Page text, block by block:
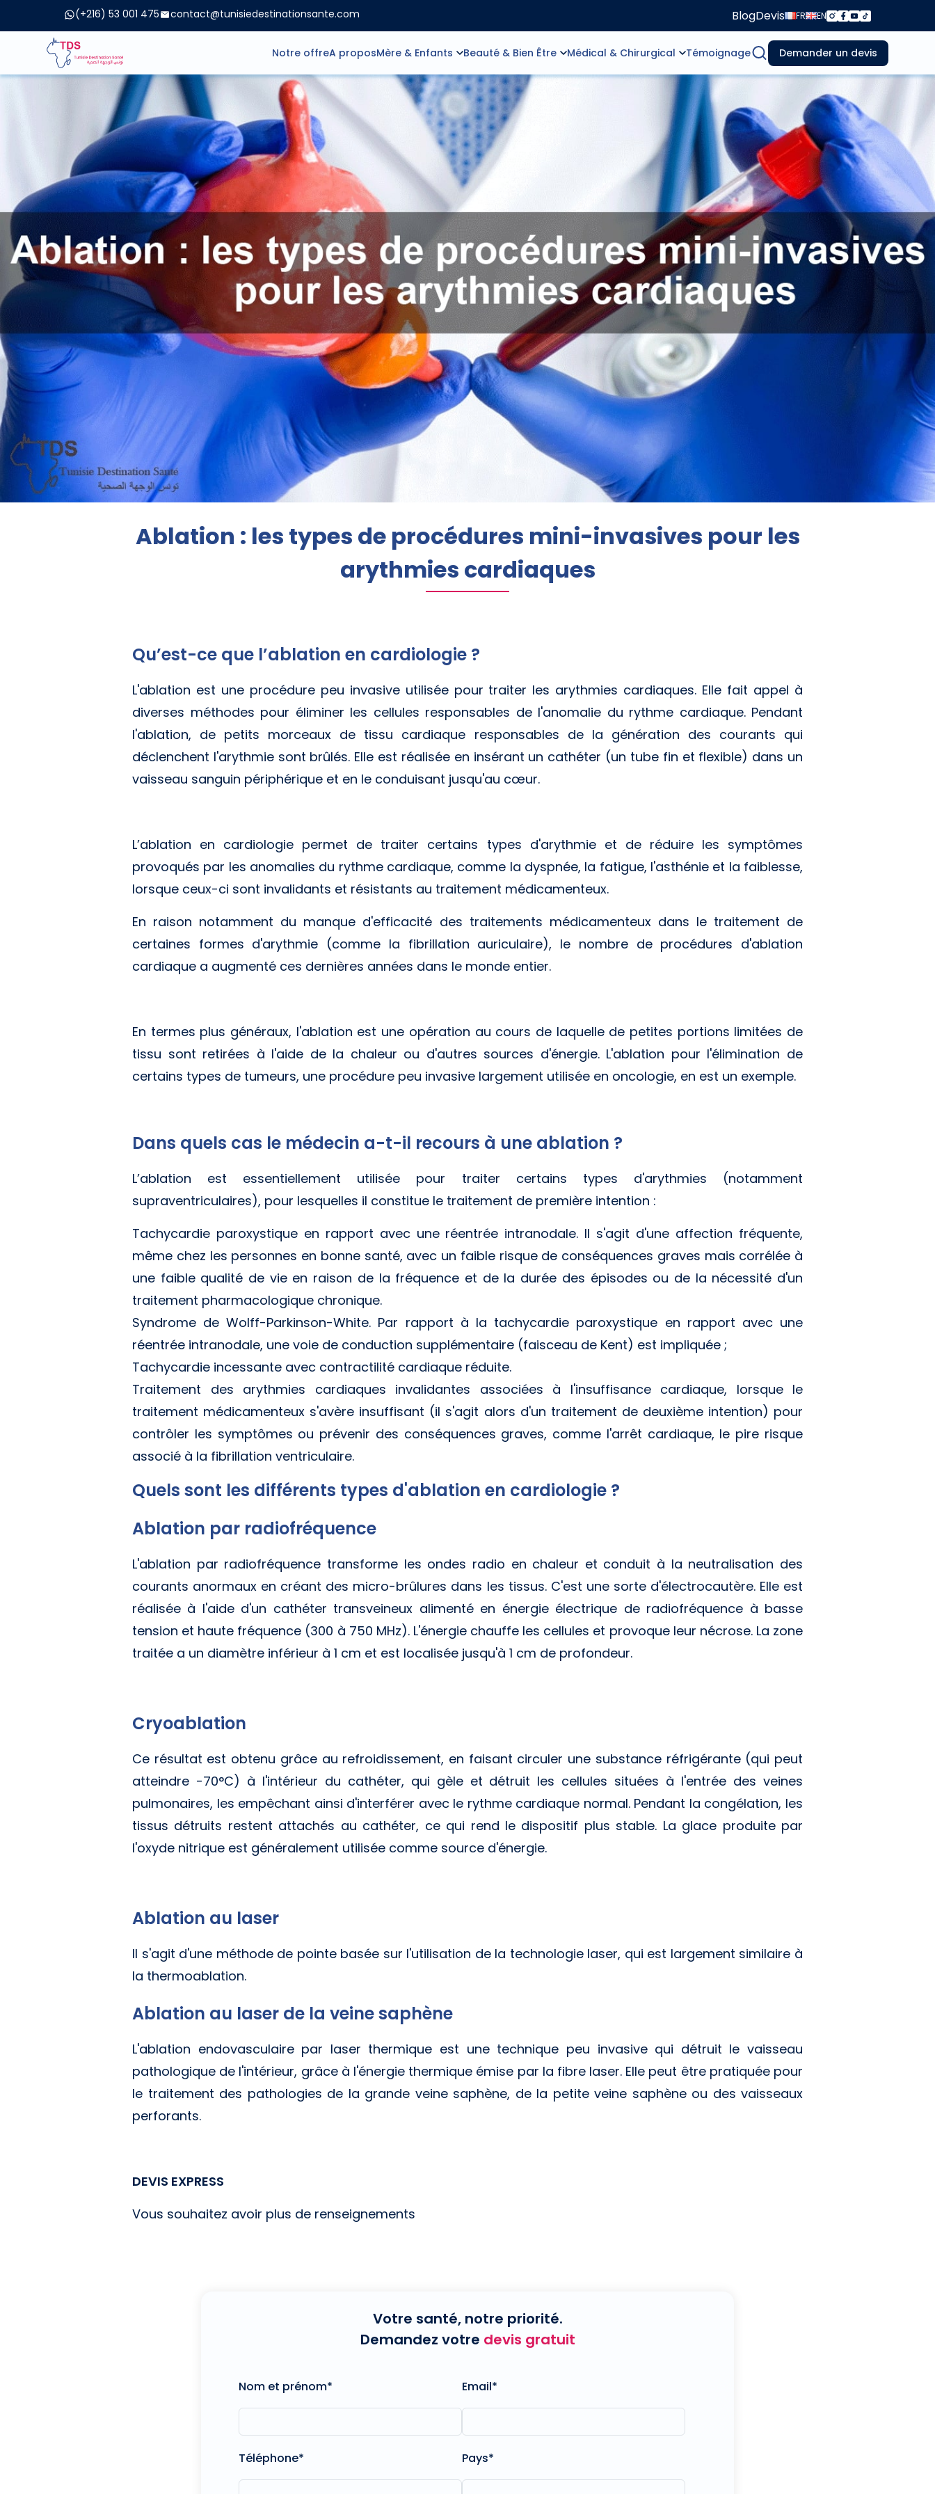
(+216) 53 001 475 contact@tunisiedestinationsante.com BlogDevis FR EN
Notre offreA proposMère & Enfants Beauté & Bien Être Médical & Chirurgical Témoignage Demander un devis
Ablation : les types de procédures mini-invasives pour les
arythmies cardiaques
Qu’est-ce que l’ablation en cardiologie ?
L'ablation est une procédure peu invasive utilisée pour traiter les arythmies cardiaques. Elle fait appel à
diverses méthodes pour éliminer les cellules responsables de l'anomalie du rythme cardiaque. Pendant
l'ablation, de petits morceaux de tissu cardiaque responsables de la génération des courants qui
déclenchent l'arythmie sont brûlés. Elle est réalisée en insérant un cathéter (un tube fin et flexible) dans un
vaisseau sanguin périphérique et en le conduisant jusqu'au cœur.
L’ablation en cardiologie permet de traiter certains types d'arythmie et de réduire les symptômes
provoqués par les anomalies du rythme cardiaque, comme la dyspnée, la fatigue, l'asthénie et la faiblesse,
lorsque ceux-ci sont invalidants et résistants au traitement médicamenteux.
En raison notamment du manque d'efficacité des traitements médicamenteux dans le traitement de
certaines formes d'arythmie (comme la fibrillation auriculaire), le nombre de procédures d'ablation
cardiaque a augmenté ces dernières années dans le monde entier.
En termes plus généraux, l'ablation est une opération au cours de laquelle de petites portions limitées de
tissu sont retirées à l'aide de la chaleur ou d'autres sources d'énergie. L'ablation pour l'élimination de
certains types de tumeurs, une procédure peu invasive largement utilisée en oncologie, en est un exemple.
Dans quels cas le médecin a-t-il recours à une ablation ?
L’ablation est essentiellement utilisée pour traiter certains types d'arythmies (notamment
supraventriculaires), pour lesquelles il constitue le traitement de première intention :
Tachycardie paroxystique en rapport avec une réentrée intranodale. Il s'agit d'une affection fréquente,
même chez les personnes en bonne santé, avec un faible risque de conséquences graves mais corrélée à
une faible qualité de vie en raison de la fréquence et de la durée des épisodes ou de la nécessité d'un
traitement pharmacologique chronique.
Syndrome de Wolff-Parkinson-White. Par rapport à la tachycardie paroxystique en rapport avec une
réentrée intranodale, une voie de conduction supplémentaire (faisceau de Kent) est impliquée ;
Tachycardie incessante avec contractilité cardiaque réduite.
Traitement des arythmies cardiaques invalidantes associées à l'insuffisance cardiaque, lorsque le
traitement médicamenteux s'avère insuffisant (il s'agit alors d'un traitement de deuxième intention) pour
contrôler les symptômes ou prévenir des conséquences graves, comme l'arrêt cardiaque, le pire risque
associé à la fibrillation ventriculaire.
Quels sont les différents types d'ablation en cardiologie ?
Ablation par radiofréquence
L'ablation par radiofréquence transforme les ondes radio en chaleur et conduit à la neutralisation des
courants anormaux en créant des micro-brûlures dans les tissus. C'est une sorte d'électrocautère. Elle est
réalisée à l'aide d'un cathéter transveineux alimenté en énergie électrique de radiofréquence à basse
tension et haute fréquence (300 à 750 MHz). L'énergie chauffe les cellules et provoque leur nécrose. La zone
traitée a un diamètre inférieur à 1 cm et est localisée jusqu'à 1 cm de profondeur.
Cryoablation
Ce résultat est obtenu grâce au refroidissement, en faisant circuler une substance réfrigérante (qui peut
atteindre -70°C) à l'intérieur du cathéter, qui gèle et détruit les cellules situées à l'entrée des veines
pulmonaires, les empêchant ainsi d'interférer avec le rythme cardiaque normal. Pendant la congélation, les
tissus détruits restent attachés au cathéter, ce qui rend le dispositif plus stable. La glace produite par
l'oxyde nitrique est généralement utilisée comme source d'énergie.
Ablation au laser
Il s'agit d'une méthode de pointe basée sur l'utilisation de la technologie laser, qui est largement similaire à
la thermoablation.
Ablation au laser de la veine saphène
L'ablation endovasculaire par laser thermique est une technique peu invasive qui détruit le vaisseau
pathologique de l'intérieur, grâce à l'énergie thermique émise par la fibre laser. Elle peut être pratiquée pour
le traitement des pathologies de la grande veine saphène, de la petite veine saphène ou des vaisseaux
perforants.
DEVIS EXPRESS
Vous souhaitez avoir plus de renseignements
Votre santé, notre priorité.
Demandez votre devis gratuit
Nom et prénom* Email*
Téléphone* Pays*